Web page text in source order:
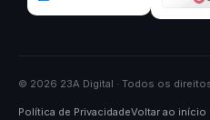
© 2026 23A Digital · Todos os
Política de PrivacidadeVoltar ao início